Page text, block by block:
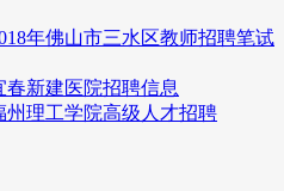
年佛山市三水区教师招聘笔试
春新建医院招聘信息
州理工学院高级人才招聘